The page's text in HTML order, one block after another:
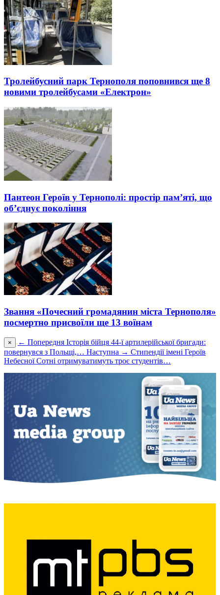
Тролейбусний парк Тернополя поповнився ще 8
новими тролейбусами «Електрон»
Пантеон Героїв у Тернополі: простір пам’яті, що
об’єднує покоління
Звання «Почесний громадянин міста Тернополя»
посмертно присвоїли ще 13 воїнам
× ← Попередня Історія бійця 44-ї артилерійської бригади:
повернувся з Польщі,… Наступна → Стипендії імені Героїв
Небесної Сотні отримуватимуть троє студентів…